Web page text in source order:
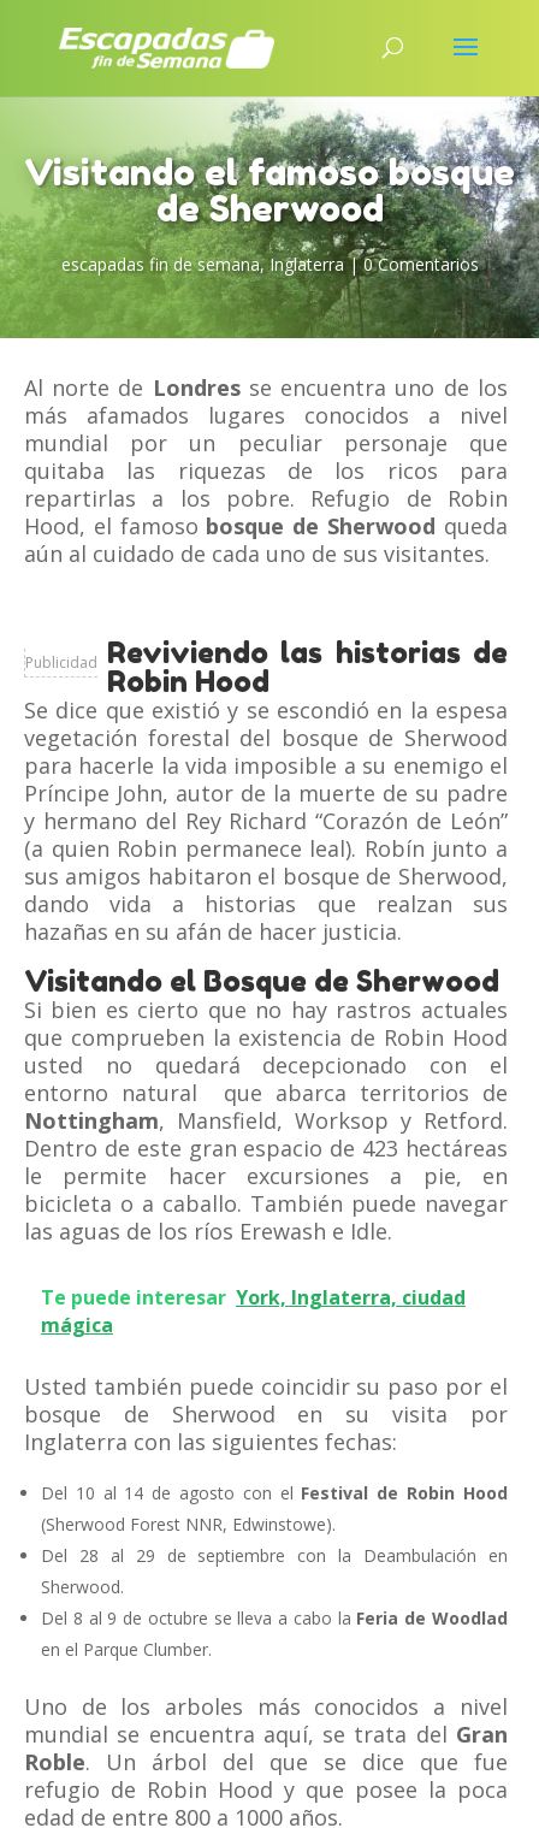
Visitando el famoso bosque
de Sherwood
escapadas fin de semana,Inglaterra |0 Comentarios
Al norte de Londresse encuentra uno de los
más afamados lugares conocidos a nivel
mundial por un peculiar personaje que
quitaba las riquezas de los ricos para
repartirlas a los pobre. Refugio de Robin
Hood, el famoso bosque de Sherwood queda
aún al cuidado de cada uno de sus visitantes.
Publicidad Reviviendo las historias de
Robin Hood
Se dice que existió y se escondió en la espesa
vegetación forestal del bosque de Sherwood
para hacerle la vida imposible a su enemigo el
Príncipe John, autor de la muerte de su padre
y hermano del Rey Richard “Corazón de León”
(a quien Robin permanece leal). Robín junto a
sus amigos habitaron el bosque de Sherwood,
dando vida a historias que realzan sus
hazañas en su afán de hacer justicia.
Visitando el Bosque de Sherwood
Si bien es cierto que no hay rastros actuales
que comprueben la existencia de Robin Hood
usted no quedará decepcionado con el
entorno natural que abarca territorios de
Nottingham, Mansfield, Worksop y Retford.
Dentro de este gran espacio de 423 hectáreas
le permite hacer excursiones a pie, en
bicicleta o a caballo. También puede navegar
las aguas de los ríos Erewash e Idle.
Te puede interesar York, Inglaterra, ciudad
mágica
Usted también puede coincidir su paso por el
bosque de Sherwood en su visita por
Inglaterra con las siguientes fechas:
Del 10 al 14 de agosto con el Festival de Robin Hood
(Sherwood Forest NNR, Edwinstowe).
Del 28 al 29 de septiembre con la Deambulación en
Sherwood.
Del 8 al 9 de octubre se lleva a cabo la Feria de Woodlad
en el Parque Clumber.
Uno de los arboles más conocidos a nivel
mundial se encuentra aquí, se trata del Gran
Roble. Un árbol del que se dice que fue
refugio de Robin Hood y que posee la poca
edad de entre 800 a 1000 años.